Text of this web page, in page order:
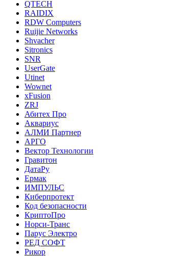
QTECH
RAIDIX
RDW Computers
Ruijie Networks
Shvacher
Sitronics
SNR
UserGate
Utinet
Wownet
xFusion
ZRJ
Абитех Про
Аквариус
АЛМИ Партнер
АРГО
Вектор Технологии
Гравитон
ДатаРу
Ермак
ИМПУЛЬС
Киберпротект
Код безопасности
КриптоПро
Норси-Транс
Парус Электро
РЕД СОФТ
Рикор